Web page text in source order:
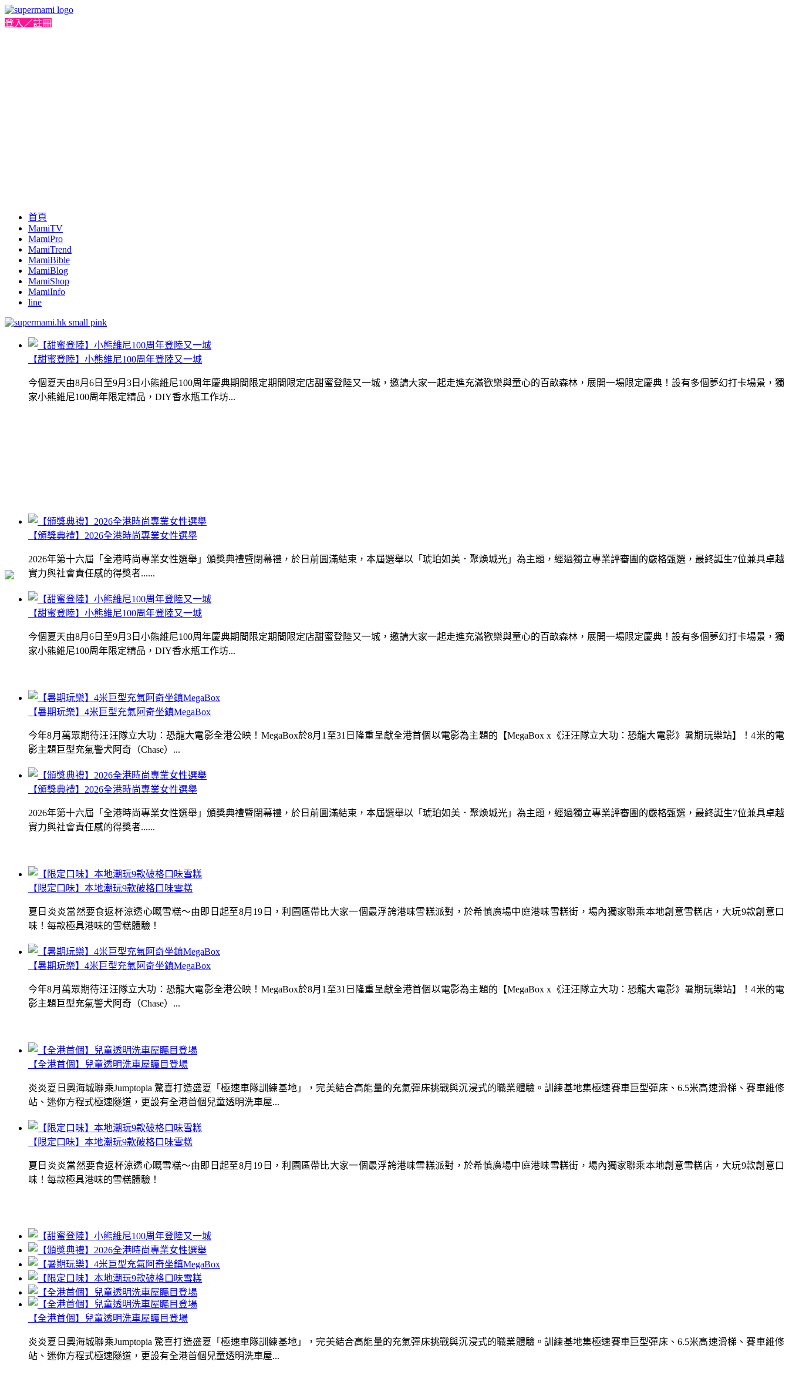
登入／註冊
首頁
MamiTV
MamiPro
MamiTrend
MamiBible
MamiBlog
MamiShop
MamiInfo
line
【甜蜜登陸】小熊維尼100周年登陸又一城
今個夏天由8月6日至9月3日小熊維尼100周年慶典期間限定期間限定店甜蜜登陸又一城，邀請大家一起走進充滿歡樂與童心的百畝森林，展開一場限定慶典！設有多個夢幻打卡場景，獨
家小熊維尼100周年限定精品，DIY香水瓶工作坊...
【頒獎典禮】2026全港時尚專業女性選舉
2026年第十六屆「全港時尚專業女性選舉」頒獎典禮暨閉幕禮，於日前圓滿結束，本屆選舉以「琥珀如美．聚煥城光」為主題，經過獨立專業評審團的嚴格甄選，最終誕生7位兼具卓越
實力與社會責任感的得獎者......
【暑期玩樂】4米巨型充氣阿奇坐鎮MegaBox
今年8月萬眾期待汪汪隊立大功：恐龍大電影全港公映！MegaBox於8月1至31日隆重呈獻全港首個以電影為主題的【MegaBox x《汪汪隊立大功：恐龍大電影》暑期玩樂站】！4米的電
影主題巨型充氣警犬阿奇（Chase）...
【限定口味】本地潮玩9款破格口味雪糕
夏日炎炎當然要食返杯涼透心嘅雪糕～由即日起至8月19日，利園區帶比大家一個最浮誇港味雪糕派對，於希慎廣場中庭港味雪糕街，場內獨家聯乘本地創意雪糕店，大玩9款創意口
味！每款極具港味的雪糕體驗！
【全港首個】兒童透明洗車屋矚目登場
炎炎夏日奧海城聯乘Jumptopia 驚喜打造盛夏「極速車隊訓練基地」，完美結合高能量的充氣彈床挑戰與沉浸式的職業體驗。訓練基地集極速賽車巨型彈床、6.5米高速滑梯、賽車維修
站、迷你方程式極速隧道，更設有全港首個兒童透明洗車屋...
【甜蜜登陸】小熊維尼100周年登陸又一城
今個夏天由8月6日至9月3日小熊維尼100周年慶典期間限定期間限定店甜蜜登陸又一城，邀請大家一起走進充滿歡樂與童心的百畝森林，展開一場限定慶典！設有多個夢幻打卡場景，獨
家小熊維尼100周年限定精品，DIY香水瓶工作坊...
【頒獎典禮】2026全港時尚專業女性選舉
2026年第十六屆「全港時尚專業女性選舉」頒獎典禮暨閉幕禮，於日前圓滿結束，本屆選舉以「琥珀如美．聚煥城光」為主題，經過獨立專業評審團的嚴格甄選，最終誕生7位兼具卓越
實力與社會責任感的得獎者......
【暑期玩樂】4米巨型充氣阿奇坐鎮MegaBox
今年8月萬眾期待汪汪隊立大功：恐龍大電影全港公映！MegaBox於8月1至31日隆重呈獻全港首個以電影為主題的【MegaBox x《汪汪隊立大功：恐龍大電影》暑期玩樂站】！4米的電
影主題巨型充氣警犬阿奇（Chase）...
【限定口味】本地潮玩9款破格口味雪糕
夏日炎炎當然要食返杯涼透心嘅雪糕～由即日起至8月19日，利園區帶比大家一個最浮誇港味雪糕派對，於希慎廣場中庭港味雪糕街，場內獨家聯乘本地創意雪糕店，大玩9款創意口
味！每款極具港味的雪糕體驗！
【全港首個】兒童透明洗車屋矚目登場
炎炎夏日奧海城聯乘Jumptopia 驚喜打造盛夏「極速車隊訓練基地」，完美結合高能量的充氣彈床挑戰與沉浸式的職業體驗。訓練基地集極速賽車巨型彈床、6.5米高速滑梯、賽車維修
站、迷你方程式極速隧道，更設有全港首個兒童透明洗車屋...